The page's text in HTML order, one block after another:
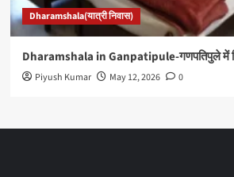
Dharamshala(यात्री निवास)
Dharamshala in Ganpatipule-गणपतिपुले में
Piyush Kumar May 12, 2026 0